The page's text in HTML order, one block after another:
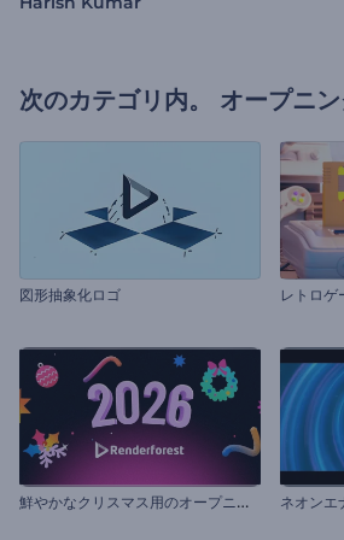
次のカテゴリ内。 オープニ
図形抽象化ロゴ レトロゲ
鮮
やかなクリスマス用のオープニング動画